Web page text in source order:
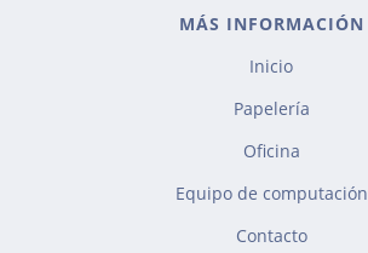
MÁS INFORMACIÓN
Inicio
Papelería
Oficina
Equipo de computación
Contacto